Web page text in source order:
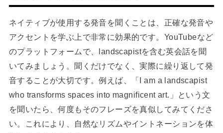
ネイティブが使用する発音を聞くことは、正確な発音や
アクセントを学ぶ上で非常に効果的です。YouTubeなど
のプラットフォームで、landscapistを含む英会話を聞
いてみましょう。聞くだけでなく、実際に繰り返して発
音することが大切です。例えば、「I am a landscapist
who transforms spaces into magnificent art.」という文
を聞いたら、何度もそのフレーズを真似してみてくださ
い。これにより、自然なリズムやイントネーションを体